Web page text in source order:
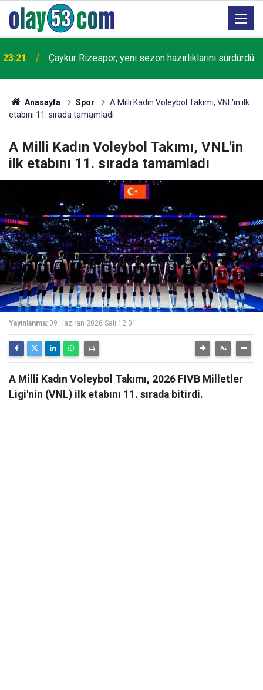
23:21 Çaykur Rizespor, yeni sezon hazırlıklarını sürdürdü
Anasayfa Spor
A Milli Kadın Voleybol Takımı, VNL'in ilk
etabını 11. sırada tamamladı
A Milli Kadın Voleybol Takımı, VNL'in
ilk etabını 11. sırada tamamladı
Yayınlanma: 09 Haziran 2026 Salı 12:01
A Milli Kadın Voleybol Takımı, 2026 FIVB Milletler
Ligi'nin (VNL) ilk etabını 11. sırada bitirdi.